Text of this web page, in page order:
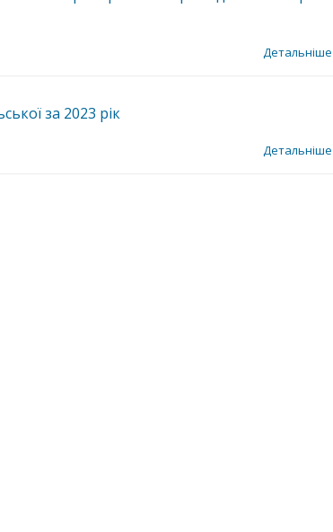
Детальніше
за 2023 рік
Детальніше